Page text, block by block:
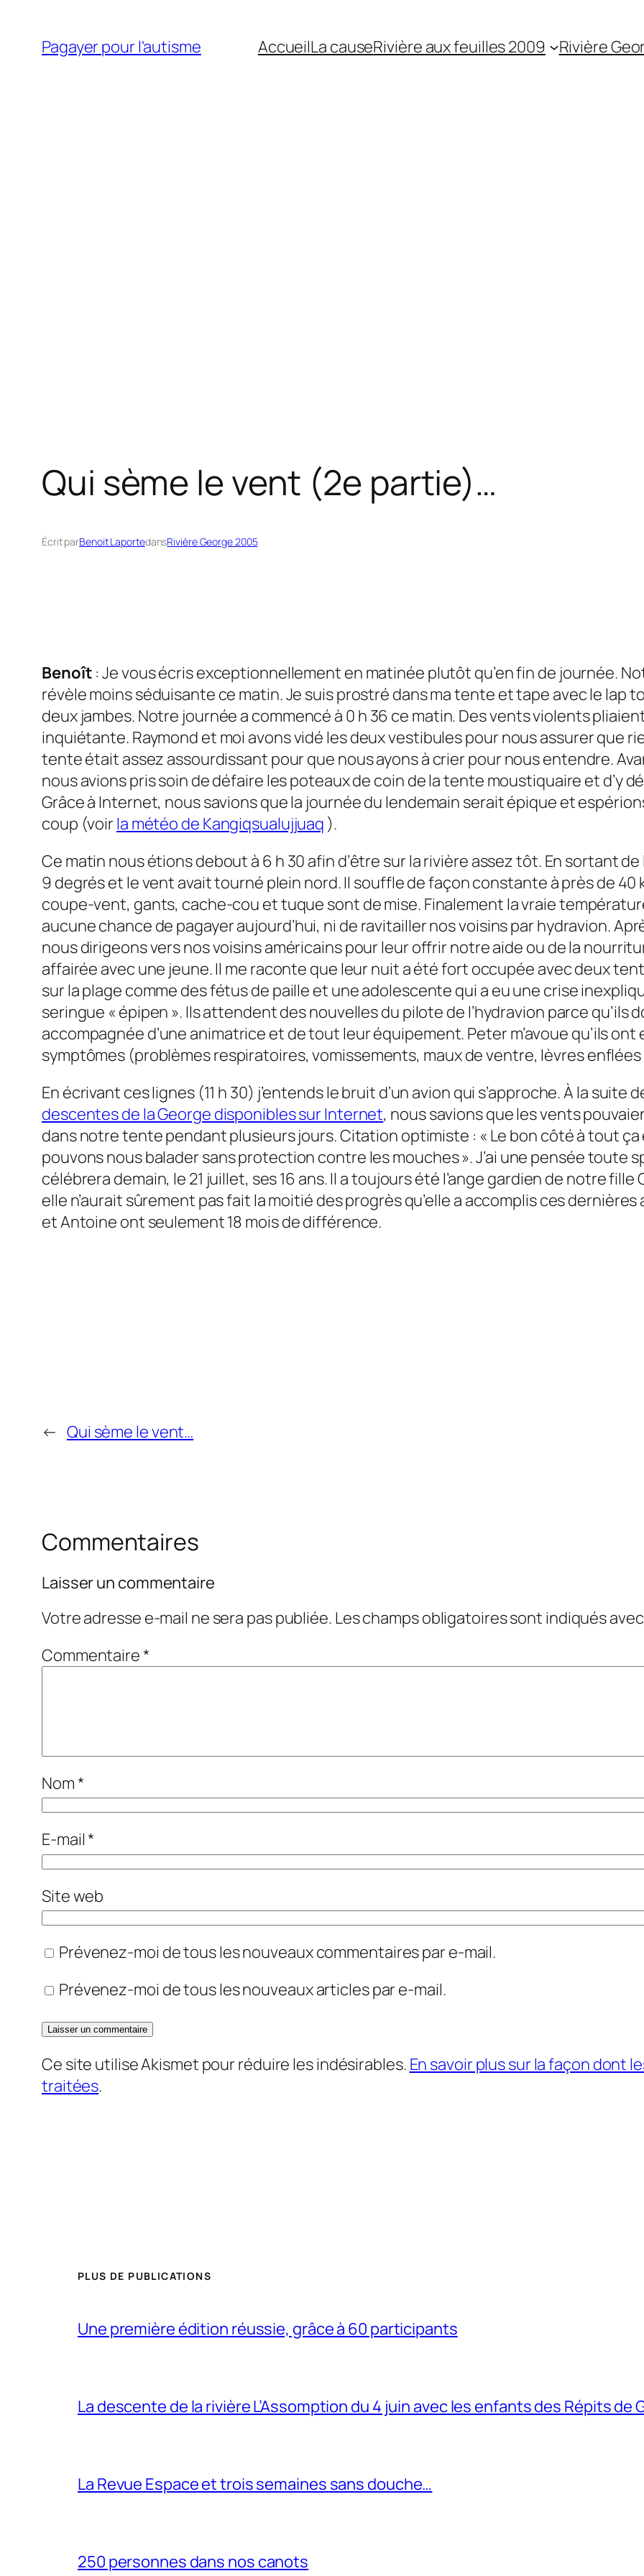
contenu
Pagayer pour l'autisme AccueilLa causeRivière aux feuilles 2009 Rivière
Qui sème le vent (2e partie)…
Écrit parBenoit LaportedansRivière George 2005
Benoît : Je vous écris exceptionnellement en matinée plutôt qu’en fin de journée.
révèle moins séduisante ce matin. Je suis prostré dans ma tente et tape avec le lap
deux jambes. Notre journée a commencé à 0 h 36 ce matin. Des vents violents
inquiétante. Raymond et moi avons vidé les deux vestibules pour nous assurer que
tente était assez assourdissant pour que nous ayons à crier pour nous entendre.
nous avions pris soin de défaire les poteaux de coin de la tente moustiquaire et d’y
Grâce à Internet, nous savions que la journée du lendemain serait épique et
coup (voir la météo de Kangiqsualujjuaq ).
Ce matin nous étions debout à 6 h 30 afin d’être sur la rivière assez tôt. En sortant
9 degrés et le vent avait tourné plein nord. Il souffle de façon constante à près de
coupe-vent, gants, cache-cou et tuque sont de mise. Finalement la vraie
aucune chance de pagayer aujourd’hui, ni de ravitailler nos voisins par hydravion.
nous dirigeons vers nos voisins américains pour leur offrir notre aide ou de la
affairée avec une jeune. Il me raconte que leur nuit a été fort occupée avec deux
sur la plage comme des fétus de paille et une adolescente qui a eu une crise
seringue « épipen ». Ils attendent des nouvelles du pilote de l’hydravion parce qu’ils
accompagnée d’une animatrice et de tout leur équipement. Peter m’avoue qu’ils
symptômes (problèmes respiratoires, vomissements, maux de ventre, lèvres
En écrivant ces lignes (11 h 30) j’entends le bruit d’un avion qui s’approche. À la
descentes de la George disponibles sur Internet, nous savions que les vents
dans notre tente pendant plusieurs jours. Citation optimiste : « Le bon côté à tout
pouvons nous balader sans protection contre les mouches ». J’ai une pensée toute
célébrera demain, le 21 juillet, ses 16 ans. Il a toujours été l’ange gardien de notre
elle n’aurait sûrement pas fait la moitié des progrès qu’elle a accomplis ces
et Antoine ont seulement 18 mois de différence.
← Qui sème le vent…
Commentaires
Laisser un commentaire
Votre adresse e-mail ne sera pas publiée. Les champs obligatoires sont indiqués
Commentaire*
Nom*
E-mail*
Site web
Prévenez-moi de tous les nouveaux commentaires par e-mail.
Prévenez-moi de tous les nouveaux articles par e-mail.
Ce site utilise Akismet pour réduire les indésirables. En savoir plus sur la façon dont
traitées.
PLUS DE PUBLICATIONS
Une première édition réussie, grâce à 60 participants
La descente de la rivière L’Assomption du 4 juin avec les enfants des Répits de
La Revue Espace et trois semaines sans douche…
250 personnes dans nos canots